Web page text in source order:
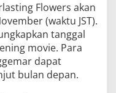
Flowers akan
(waktu JST).
tanggal
movie. Para
dapat
bulan depan.